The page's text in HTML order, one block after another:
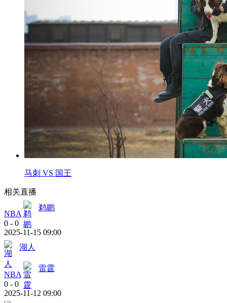
马刺 VS 国王
相关直播
NBA
鹈鹕
0 - 0
2025-11-15 09:00
湖人
NBA
雷霆
0 - 0
2025-11-12 09:00